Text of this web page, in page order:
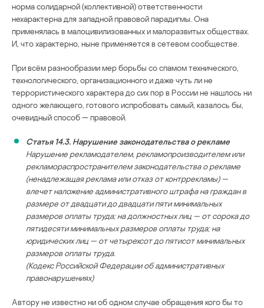
норма солидарной (коллективной) ответственности
нехарактерна для западной правовой парадигмы. Она
применялась в малоцивилизованных и малоразвитых обществах.
И, что характерно, ныне применяется в сетевом сообществе.
При всём разнообразии мер борьбы со спамом технического,
технологического, организационного и даже чуть ли не
террористического характера до сих пор в России не нашлось ни
одного желающего, готового испробовать самый, казалось бы,
очевидный способ — правовой.
Статья 14.3. Нарушение законодательства о рекламе
Нарушение рекламодателем, рекламопроизводителем или
рекламораспространителем законодательства о рекламе
(ненадлежащая реклама или отказ от контррекламы) —
влечет наложение административного штрафа на граждан в
размере от двадцати до двадцати пяти минимальных
размеров оплаты труда; на должностных лиц — от сорока до
пятидесяти минимальных размеров оплаты труда; на
юридических лиц — от четырехсот до пятисот минимальных
размеров оплаты труда.
(Кодекс Российской Федерации об административных
правонарушениях)
Автору не известно ни об одном случае обращения кого бы то